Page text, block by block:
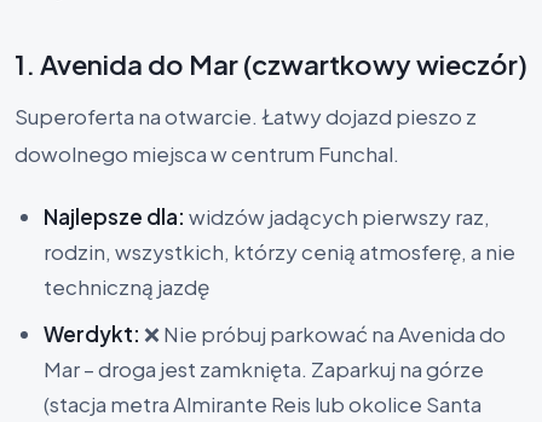
1. Avenida do Mar (czwartkowy wieczór)
Superoferta na otwarcie. Łatwy dojazd pieszo z
dowolnego miejsca w centrum Funchal.
Najlepsze dla: widzów jadących pierwszy raz,
rodzin, wszystkich, którzy cenią atmosferę, a nie
techniczną jazdę
Werdykt: ❌ Nie próbuj parkować na Avenida do
Mar – droga jest zamknięta. Zaparkuj na górze
(stacja metra Almirante Reis lub okolice Santa